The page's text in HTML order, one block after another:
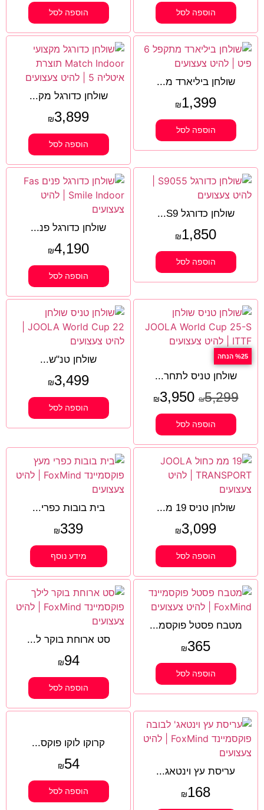
הוספה לסל הוספה לסל
שולחן ביליארד מ...
₪1,399
הוספה לסל
שולחן כדורגל מק...
₪3,899
הוספה לסל
שולחן כדורגל S9...
₪1,850
הוספה לסל
שולחן כדורגל פנ...
₪4,190
הוספה לסל
%25 הנחה
שולחן טניס לתחר...
₪5,299
₪3,950
הוספה לסל
שולחן טנ"ש...
₪3,499
הוספה לסל
שולחן טניס 19 מ...
₪3,099
הוספה לסל
בית בובות כפרי...
₪339
מידע נוסף
מטבח פסטל פוקסמ...
₪365
הוספה לסל
סט ארוחת בוקר ל...
₪94
הוספה לסל
עריסת עץ וינטאג...
₪168
קרוקו לוקו פוקס...
₪54
הוספה לסל